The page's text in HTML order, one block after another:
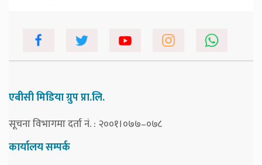
एबीसी मिडिया ग्रुप प्रा.लि.
सूचना विभागमा दर्ता नं. : २००१।०७७–०७८
कार्यालय सम्पर्क